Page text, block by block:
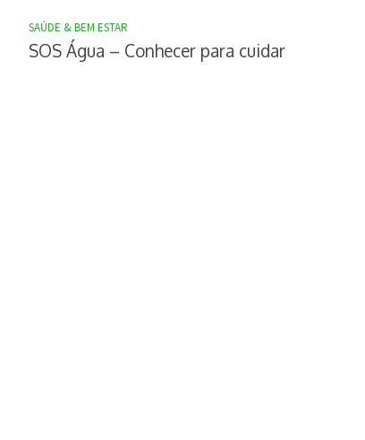
SAÚDE & BEM ESTAR
SOS Água – Conhecer para cuidar